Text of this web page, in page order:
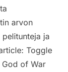
arvon
ja
Toggle
of War